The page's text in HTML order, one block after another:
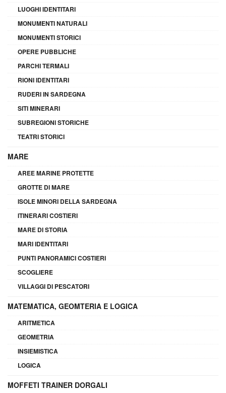
LUOGHI IDENTITARI
MONUMENTI NATURALI
MONUMENTI STORICI
OPERE PUBBLICHE
PARCHI TERMALI
RIONI IDENTITARI
RUDERI IN SARDEGNA
SITI MINERARI
SUBREGIONI STORICHE
TEATRI STORICI
MARE
AREE MARINE PROTETTE
GROTTE DI MARE
ISOLE MINORI DELLA SARDEGNA
ITINERARI COSTIERI
MARE DI STORIA
MARI IDENTITARI
PUNTI PANORAMICI COSTIERI
SCOGLIERE
VILLAGGI DI PESCATORI
MATEMATICA, GEOMTERIA E LOGICA
ARITMETICA
GEOMETRIA
INSIEMISTICA
LOGICA
MOFFETI TRAINER DORGALI